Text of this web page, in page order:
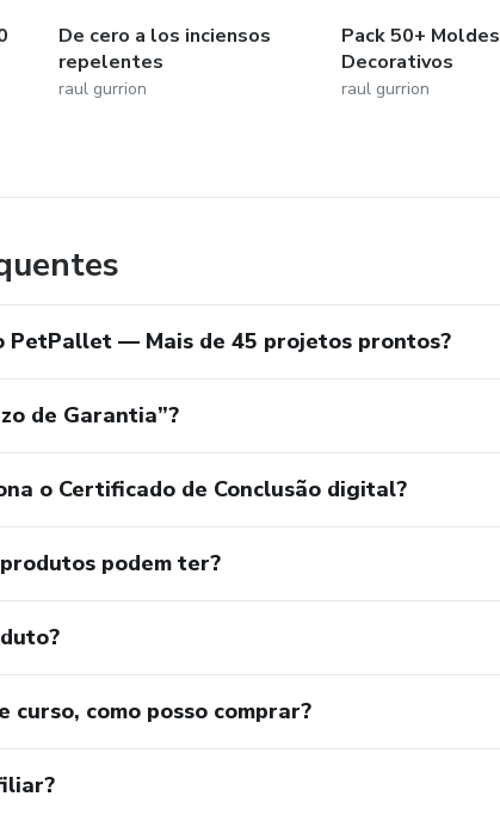
De cero a los inciensos
repelentes
raul gurrion
Pack 50+ Moldes
Decorativos
raul gurrion
PetPallet — Mais de 45 projetos prontos?
de Garantia”?
o Certificado de Conclusão digital?
podem ter?
curso, como posso comprar?